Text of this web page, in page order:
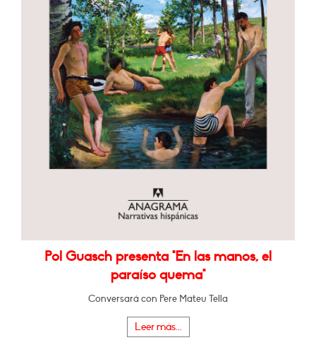
Pol Guasch presenta "En las manos, el
paraíso quema"
Conversará con Pere Mateu Tella
Leer más...